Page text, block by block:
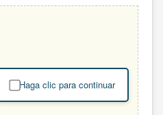
Haga clic para continuar